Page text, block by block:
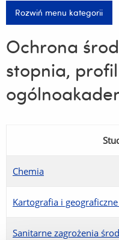
Rozwiń menu kategorii
Ochrona
stopnia, profil
Chemia
Kartografia i
Sanitarne zagrożenia